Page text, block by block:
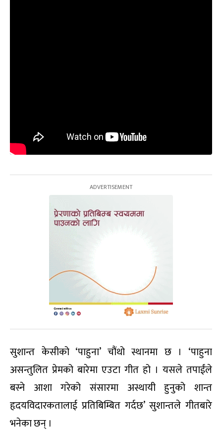
सुशान्त केसीको ‘पाहुना’ चौंथो स्थानमा छ । ‘पाहुना
असन्तुलित प्रेमको बारेमा एउटा गीत हो । यसले तपाईंले
बस्ने आशा गरेको संसारमा अस्थायी हुनुको शान्त
हृदयविदारकतालाई प्रतिबिम्बित गर्दछ’ सुशान्तले गीतबारे
भनेका छन् ।